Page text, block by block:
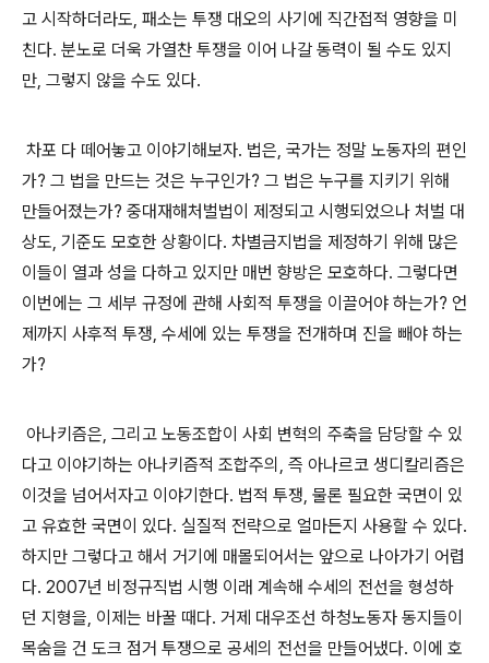
고 시작하더라도, 패소는 투쟁 대오의 사기에 직간접적 영향을 미
친다. 분노로 더욱 가열찬 투쟁을 이어 나갈 동력이 될 수도 있지
만, 그렇지 않을 수도 있다.
차포 다 떼어놓고 이야기해보자. 법은, 국가는 정말 노동자의 편인
가? 그 법을 만드는 것은 누구인가? 그 법은 누구를 지키기 위해
만들어졌는가? 중대재해처벌법이 제정되고 시행되었으나 처벌 대
상도, 기준도 모호한 상황이다. 차별금지법을 제정하기 위해 많은
이들이 열과 성을 다하고 있지만 매번 향방은 모호하다. 그렇다면
이번에는 그 세부 규정에 관해 사회적 투쟁을 이끌어야 하는가? 언
제까지 사후적 투쟁, 수세에 있는 투쟁을 전개하며 진을 빼야 하는
가?
아나키즘은, 그리고 노동조합이 사회 변혁의 주축을 담당할 수 있
다고 이야기하는 아나키즘적 조합주의 , 즉 아나르코 생디칼리즘은
이것을 넘어서자고 이야기한다. 법적 투쟁, 물론 필요한 국면이 있
고 유효한 국면이 있다. 실질적 전략으로 얼마든지 사용할 수 있다.
하지만 그렇다고 해서 거기에 매몰되어서는 앞으로 나아가기 어렵
다. 2007년 비정규직법 시행 이래 계속해 수세의 전선을 형성하
던 지형을, 이제는 바꿀 때다. 거제 대우조선 하청노동자 동지들이
목숨을 건 도크 점거 투쟁으로 공세의 전선을 만들어냈다. 이에 호